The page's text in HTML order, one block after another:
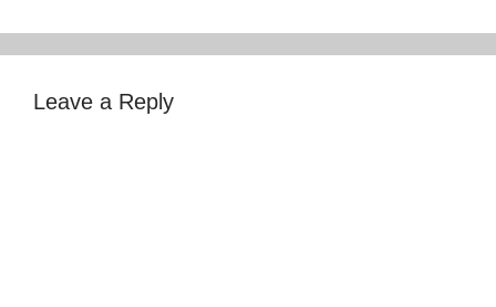
Leave a Reply